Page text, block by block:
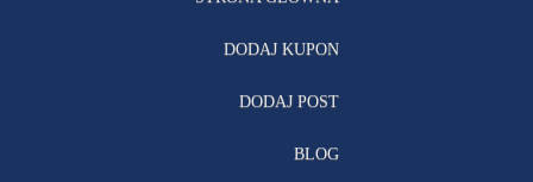
DODAJ KUPON
DODAJ POST
BLOG